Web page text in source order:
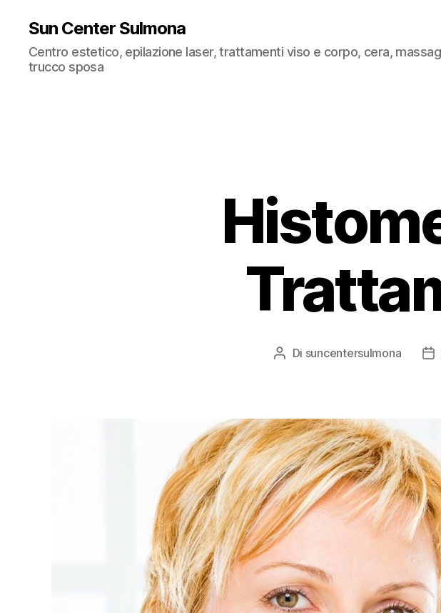
Sun Center Sulmona
Centro estetico, epilazione laser, trattamenti viso e corpo, cera,
trucco sposa
Autore
Di suncentersulmona